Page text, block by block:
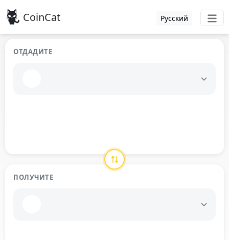
CoinCat Русский
ОТДАДИТЕ
ПОЛУЧИТЕ